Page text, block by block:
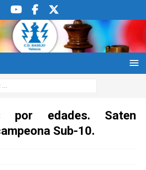
por edades. Saten
Sub-10.